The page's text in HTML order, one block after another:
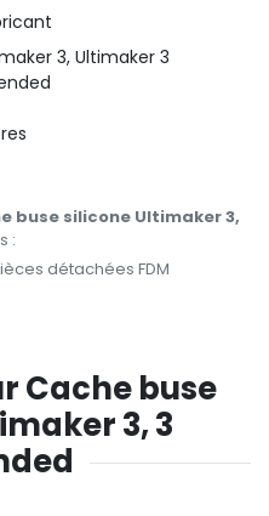
3, Ultimaker 3
buse silicone Ultimaker 3,
:
détachées FDM
Cache buse
3, 3